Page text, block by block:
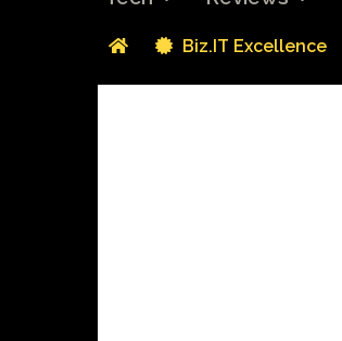
Biz.IT Excellence